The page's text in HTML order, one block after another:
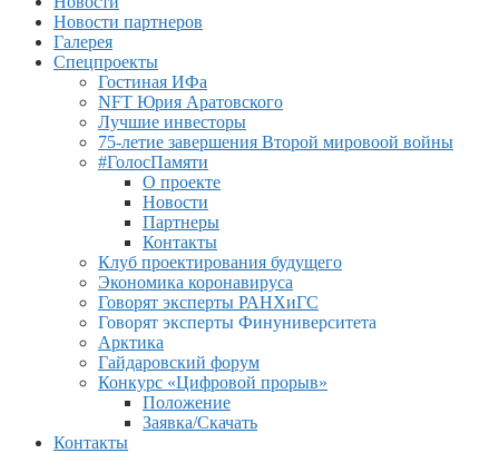
Новости партнеров
Галерея
Спецпроекты
Гостиная ИФа
NFT Юрия Аратовского
Лучшие инвесторы
75-летие завершения Второй мировоой войны
#ГолосПамяти
О проекте
Новости
Партнеры
Контакты
Клуб проектирования будущего
Экономика коронавируса
Говорят эксперты РАНХиГС
Говорят эксперты Финуниверситета
Арктика
Гайдаровский форум
Конкурс «Цифровой прорыв»
Положение
Заявка/Скачать
Контакты